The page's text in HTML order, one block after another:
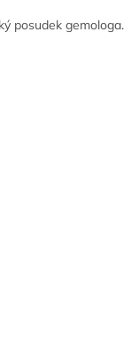
posudek gemologa.